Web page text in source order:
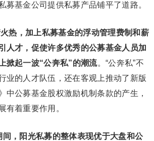
募基金公司提供私募产品铺平了道路。
热，加上私募基金的浮动管理费制和薪
人才，促使许多优秀的公募基金人员加
掀起一波“公奔私”的潮流。“公奔私”不
业的人才队伍，还在客观上推动了新版
中公募基金股权激励机制条款的产生，
有着重要作用。
，阳光私募的整体表现优于大盘和公